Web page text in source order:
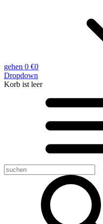
gehen 0 €0
Dropdown
Korb ist leer